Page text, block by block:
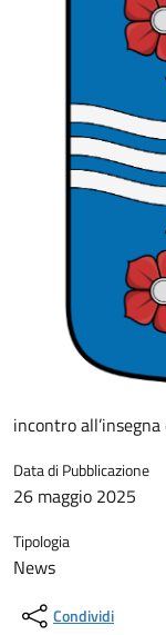
incontro
Data di Pubblicazione
26 maggio 2025
Tipologia
News
Condividi